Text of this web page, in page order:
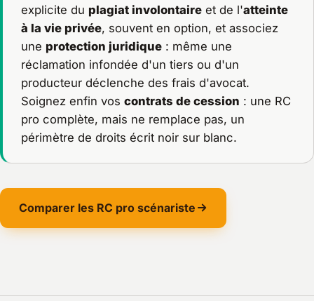
explicite du plagiat involontaireet de l'atteinte
à la vie privée, souvent en option, et associez
une protection juridique: même une
réclamation infondée d'un tiers ou d'un
producteur déclenche des frais d'avocat.
Soignez enfin vos contrats de cession : une RC
pro complète, mais ne remplace pas, un
périmètre de droits écrit noir sur blanc.
Comparer les RC pro scénariste